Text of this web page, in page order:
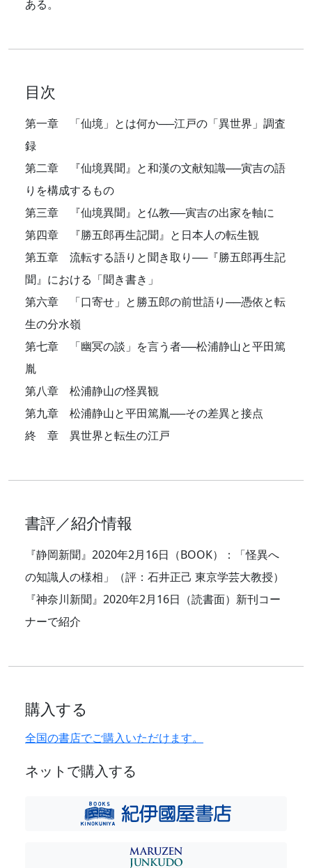
ある。
目次
第一章 「仙境」とは何か──江戸の「異世界」調査
録
第二章 『仙境異聞』と和漢の文献知識──寅吉の語
りを構成するもの
第三章 『仙境異聞』と仏教──寅吉の出家を軸に
第四章 『勝五郎再生記聞』と日本人の転生観
第五章 流転する語りと聞き取り──『勝五郎再生記
聞』における「聞き書き」
第六章 「口寄せ」と勝五郎の前世語り──憑依と転
生の分水嶺
第七章 「幽冥の談」を言う者──松浦静山と平田篤
胤
第八章 松浦静山の怪異観
第九章 松浦静山と平田篤胤──その差異と接点
終 章 異世界と転生の江戸
書評／紹介情報
『静岡新聞』2020年2月16日（BOOK）：「怪異へ
の知識人の様相」（評：石井正己 東京学芸大教授）
『神奈川新聞』2020年2月16日（読書面）新刊コー
ナーで紹介
購入する
全国の書店でご購入いただけます。
ネットで購入する